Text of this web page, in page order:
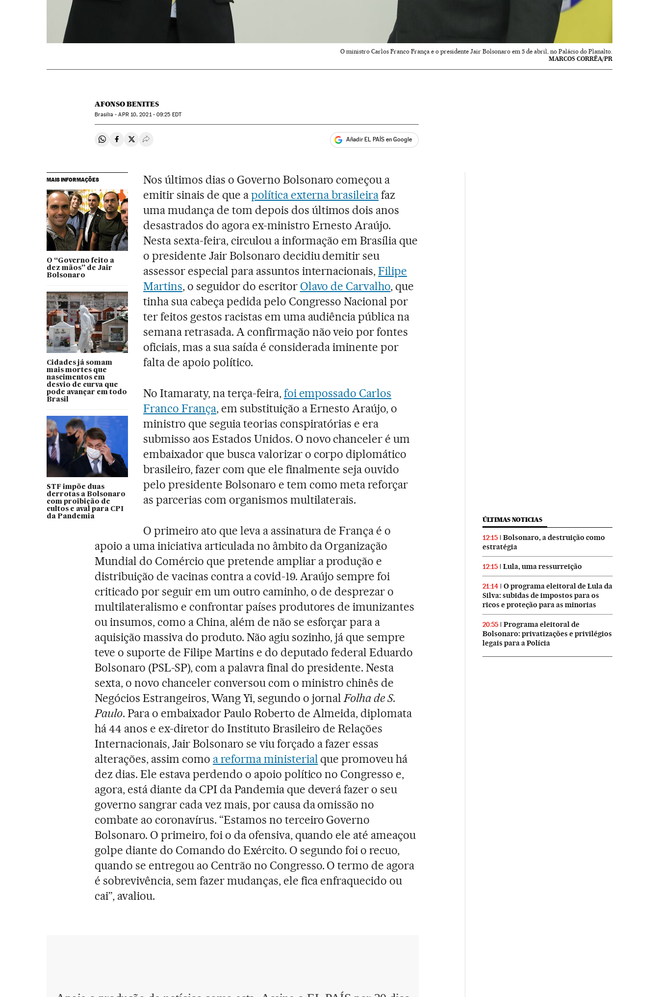
O ministro Carlos Franco França e o presidente Jair Bolsonaro em 5 de abril, no Palácio do Planalto.
MARCOS CORRÊA/PR
AFONSO BENITES
Brasília -APR10, 2021 - 09:25 EDT
Compartir en Whatsapp
Compartir en Facebook
Compartir en Twitter
Desplegar Redes Sociales Añadir EL PAÍS en Google
MAIS INFORMAÇÕES
O “Governo feito a
dez mãos” de Jair
Bolsonaro
Cidades já somam
mais mortes que
nascimentos em
desvio de curva que
pode avançar em todo
Brasil
STF impõe duas
derrotas a Bolsonaro
com proibição de
cultos e aval para CPI
da Pandemia
Nos últimos dias o Governo Bolsonaro começou a
emitir sinais de que apolítica externa brasileirafaz
uma mudança de tom depois dos últimos dois anos
desastrados do agora ex-ministro Ernesto Araújo.
Nesta sexta-feira, circulou a informação em Brasília que
o presidente Jair Bolsonaro decidiu demitir seu
assessor especial para assuntos internacionais,Filipe
Martins, o seguidor do escritor Olavo de Carvalho, que
tinha sua cabeça pedida pelo Congresso Nacional por
ter feitos gestos racistas em uma audiência pública na
semana retrasada. A confirmação não veio por fontes
oficiais, mas a sua saída é considerada iminente por
falta de apoio político.
No Itamaraty, na terça-feira,foi empossado Carlos
Franco França, em substituição a Ernesto Araújo, o
ministro que seguia teorias conspiratórias e era
submisso aos Estados Unidos. O novo chanceler é um
embaixador que busca valorizar o corpo diplomático
brasileiro, fazer com que ele finalmente seja ouvido
pelo presidente Bolsonaro e tem como meta reforçar
as parcerias com organismos multilaterais.
O primeiro ato que leva a assinatura de França é o
apoio a uma iniciativa articulada no âmbito da Organização
Mundial do Comércio que pretende ampliar a produção e
distribuição de vacinas contra a covid-19. Araújo sempre foi
criticado por seguir em um outro caminho, o de desprezar o
multilateralismo e confrontar países produtores de imunizantes
ou insumos, como a China, além de não se esforçar para a
aquisição massiva do produto. Não agiu sozinho, já que sempre
teve o suporte de Filipe Martins e do deputado federal Eduardo
Bolsonaro (PSL-SP), com a palavra final do presidente. Nesta
sexta, o novo chanceler conversou com o ministro chinês de
Negócios Estrangeiros, Wang Yi, segundo o jornalFolha de S.
Paulo. Para o embaixador Paulo Roberto de Almeida, diplomata
há 44 anos e ex-diretor do Instituto Brasileiro de Relações
Internacionais, Jair Bolsonaro se viu forçado a fazer essas
alterações, assim como a reforma ministerial que promoveu há
dez dias. Ele estava perdendo o apoio político no Congresso e,
agora, está diante da CPI da Pandemia que deverá fazer o seu
governo sangrar cada vez mais, por causa da omissão no
combate ao coronavírus. “Estamos no terceiro Governo
Bolsonaro. O primeiro, foi o da ofensiva, quando ele até ameaçou
golpe diante do Comando do Exército. O segundo foi o recuo,
quando se entregou ao Centrão no Congresso. O termo de agora
é sobrevivência, sem fazer mudanças, ele fica enfraquecido ou
cai”, avaliou.
ÚLTIMAS NOTICIAS
12:15
Bolsonaro, a destruição como
estratégia
12:15 Lula, uma ressurreição
21:14
O programa eleitoral de Lula da
Silva: subidas de impostos para os
ricos e proteção para as minorias
20:55
Programa eleitoral de
Bolsonaro: privatizações e privilégios
legais para a Polícia